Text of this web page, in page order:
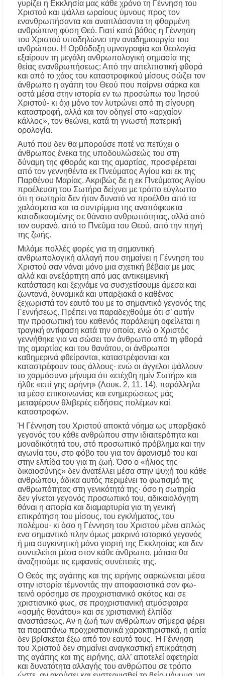
Προποντίδας
Δήμος Κασσάνδρας: Εντός μικροβιολογικών
ορίων το νερό στη Σίβηρη – Τέλος η
προληπτική απαγόρευση χρήσης
Ιερά Πανήγυρις: Κοιμήσεως Θεοτόκου
Πορταριάς Χαλκιδικής
γυρίζει η Εκκλησία μας κάθε χρόνο τη Γέννηση του
Χριστού και ψάλλει ωραίους ύμνους προς τον
ενανθρωπήσαντα και αναπλάσαντα τη φθαρμένη
ανθρώπινη φύση Θεό. Γιατί κατά βάθος η Γέννηση
του Χριστού υποδηλώνει την αναδημιουργία του
ανθρώπου. Η Ορθόδοξη υμνογραφία και θεολογία
εξαίρουν τη μεγάλη ανθρωπολογική σημασία της
θείας ενανθρωπήσεως: Από την απελπιστική φθορά
και από το χάος του καταστροφικού μίσους σώζει τον
άνθρωπο η αγάπη του Θεού που παίρνει σάρκα και
οστά μέσα στην ιστορία εν τω προσώπω του Ίησού
Χριστού- κι όχι μόνο τον λυ­τρώνει από τη σίγουρη
καταστροφή, αλλά και τον οδηγεί στο «αρχαίον
κάλλος», τον θεώνει, κατά τη γνωστή πατερική
ορολογία.
Αυτό που δεν θα μπορούσε ποτέ να πετύχει ο
άνθρω­πος ένεκα της υποδουλώσεώς του στη
δύναμη της φθοράς και της αμαρτίας, προσφέρεται
από τον γεννηθέντα εκ Πνεύματος Αγίου και εκ της
Παρθένου Μα­ρίας. Ακριβώς δε η εκ Πνεύματος Αγίου
προέλευση του Σωτήρα δείχνει με τρόπο εύγλωττο
ότι η σωτηρία δεν ήταν δυνατό να προέλθει από τα
χαλάσματα και τα συν­τρίμμια της αναπόφευκτα
καταδικασμένης σε θάνατο ανθρωπότητας, αλλά από
τον ουρανό, από το Πνεΰμα του Θεού, από την πηγή
της ζωής.
Μιλάμε πολλές φορές για τη σημαντική
ανθρωπολογική αλλαγή που σημαίνει η Γέννηση του
Χριστού σαν νάναι μόνο μια σχετική βέβαια με μας
αλλά και ανεξάρτητη από μας αντικειμενική
κατάσταση και ξεχνάμε να συ­σχετίσουμε άμεσα και
ζωντανά, δυναμικά και υπαρξιακά ο καθένας
ξεχωριστά τον εαυτό του με το σημαντικό γεγο­νός της
Γεννήσεως. Πρέπει να παραδεχθούμε ότι σ’ αυτήν
την προσωπική του καθενός παράλειψη οφείλεται η
τρα­γική αντίφαση κατά την οποία, ενώ ο Χριστός
γεννήθηκε για να σώσει τον άνθρωπο από τη φθορά
της αμαρτίας και του θανάτου, οι άνθρωποι
καθημερινά φθείρονται, καταστρέφονται και
καταστρέφουν τους άλλους· ενώ οι άγ­γελοι ψάλλουν
το χαρμόσυνο μήνυμα ότι «ετέχθη ημίν Σωτήρ» και
ήλθε «επί γης ειρήνη» (Λουκ. 2, 11. 14), παράλληλα
τα μέσα επικοινωνίας και ενημερώσεως μάς
μεταφέρουν θλιβερές ειδήσεις πολέμων καί
καταστροφών.
Ή Γέννηση του Χριστού αποκτά νόημα ως υπαρξιακό
γεγονός του κάθε ανθρώπου στην ιδιαιτερότητα και
μοναδικότητά του, στό προσωπικό πρόβλημα και την
αγωνία του, στο φόβο του για τον άφανισμό του και
στην ελπίδα του για τη ζωή. Όσο ο «ήλιος της
δικαιοσύνης» δεν άνατέλλει μέσα στην ψυχή του κάθε
ανθρώπου, άδικα αυτός περιμένει το φωτισμό της
ανθρωπότητας στη γενικότητά της· όσο η σωτηρία
δεν γίνεται γεγονός προσωπικό του, αδικαιολόγητη
θάναι η απορία και διαμαρτυρία για τη γενική
επικράτηση του μίσους, του εγκλήματος, του
πολέμου· κι όσο η Γέννηση του Χριστού μένει απλώς
ενα σημαντικό πλην όμως μακρινό ιστορικό γεγονός
ή μια συγκινητική μόνο γιορτή της Εκκλησίας και δεν
συντελείται μέσα στον κάθε άνθρωπο, μάταια θα
άναζητούμε τις εμφανείς συνέπειές της.
O Θεός της αγάπης και της ειρήνης σαρκώνεται μέσα
στην ιστορία τέμνοντάς την αποφασιστικά σαν φω­
τεινό ορόσημο σε προχριστιανικό σκότος και σε
χριστια­νικό φως, σε προχριστιανική ατμόσφαιρα
«οσμής θανά­του» και σε χριστιανική έλπίδα
αναστάσεως. Αν η ζωή των ανθρώπων σήμερα φέρει
τα παραπάνω προχριστιανικά χαρακτηριστικά, η αιτία
δεν βρίσκεται έξω από τον εαυτό τους. Ή Γέννηση
του Χριστού δεν σημαίνει αναγκαστική επικράτηση
της αγάπης και της ειρήνης, αλλ’ αποτελεί αφετηρία
και δυνατότητα αλλαγής του ανθρώπου σε τρόπο